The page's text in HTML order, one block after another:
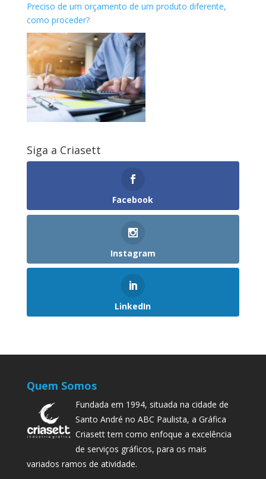
Preciso de um orçamento de um produto diferente,
como proceder?
Siga a Criasett
Facebook
Instagram
LinkedIn
Quem Somos
Fundada em 1994, situada na cidade de
Santo André no ABC Paulista, a Gráfica
Criasett tem como enfoque a excelência
de serviços gráficos, para os mais
variados ramos de atividade.